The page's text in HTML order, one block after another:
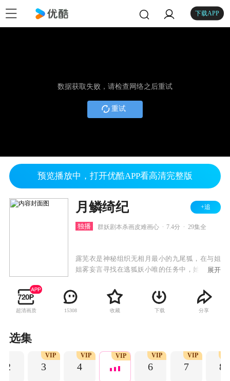
下载APP
数据获取失败，请检查网络之后重试
重试
预览播放中，打开优酷APP看高清完整版
月鳞绮纪 +追
独播 群妖剧本杀画皮难画心 7.4分 29集全
露芜衣是神秘组织无相月最小的九尾狐，在与姐
姐雾妄言寻找在逃狐妖小唯的任务中，她潜入洛
武拾光、侍鳞宗法师寄灵与厉劫。在找寻真相的
过程中，他们既有试探也有合作，但他们背后的
目的各不相同，在一次又一次对龙神之力的争夺
恒追问。
展开
超清画质 15308 收藏 下载 分享
选集
2 3
VIP
4
VIP VIP
6
VIP
7
VIP
8